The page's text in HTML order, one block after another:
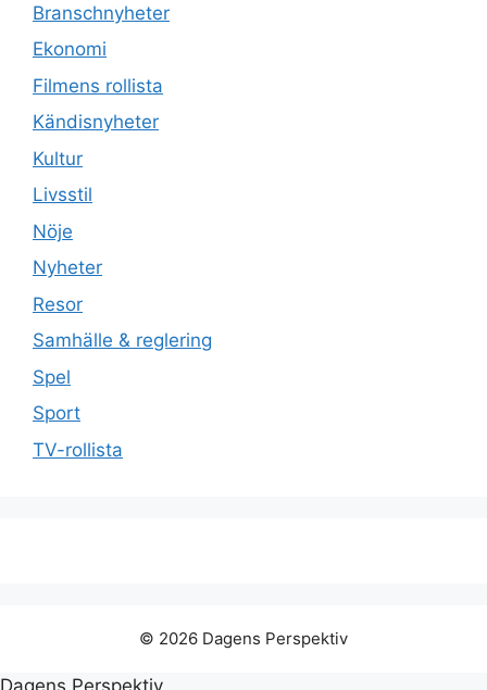
Branschnyheter
Ekonomi
Filmens rollista
Kändisnyheter
Kultur
Livsstil
Nöje
Nyheter
Resor
Samhälle & reglering
Spel
Sport
TV-rollista
© 2026 Dagens Perspektiv
Dagens Perspektiv